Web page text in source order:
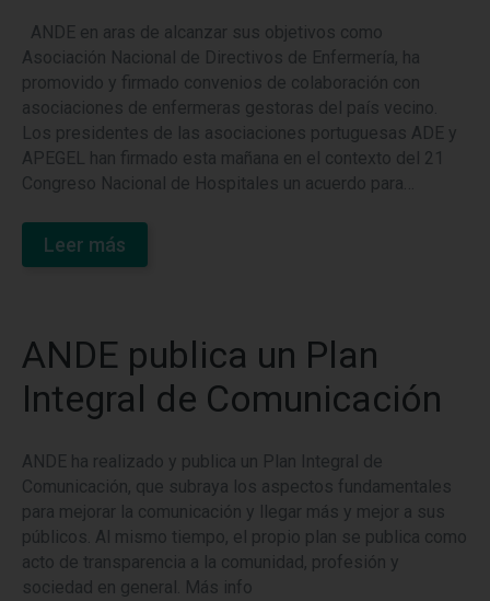
ANDE en aras de alcanzar sus objetivos como
Asociación Nacional de Directivos de Enfermería, ha
promovido y firmado convenios de colaboración con
asociaciones de enfermeras gestoras del país vecino.
Los presidentes de las asociaciones portuguesas ADE y
APEGEL han firmado esta mañana en el contexto del 21
Congreso Nacional de Hospitales un acuerdo para…
Leer más
ANDE publica un Plan
Integral de Comunicación
ANDE ha realizado y publica un Plan Integral de
Comunicación, que subraya los aspectos fundamentales
para mejorar la comunicación y llegar más y mejor a sus
públicos. Al mismo tiempo, el propio plan se publica como
acto de transparencia a la comunidad, profesión y
sociedad en general. Más info